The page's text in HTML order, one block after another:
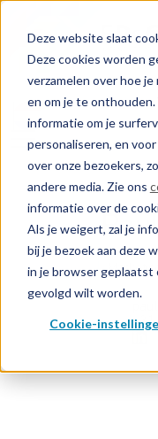
Deze website slaat
Deze cookies worden
verzamelen over hoe
en om je te
informatie om je
personaliseren, en
over onze bezoekers,
andere media. Zie ons
informatie over de
Als je weigert, zal je
bij je bezoek aan deze
in je browser
gevolgd wilt worden.
Cookie-
+31